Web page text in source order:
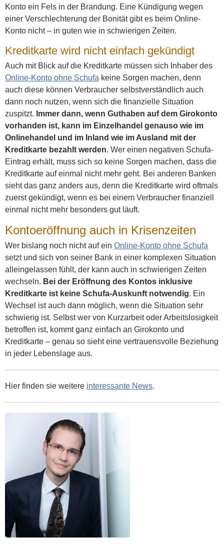
Konto ein Fels in der Brandung. Eine Kündigung wegen
einer Verschlechterung der Bonität gibt es beim Online-
Konto nicht – in guten wie in schwierigen Zeiten.
Kreditkarte wird nicht einfach gekündigt
Auch mit Blick auf die Kreditkarte müssen sich Inhaber des
Online-Konto ohne Schufa keine Sorgen machen, denn
auch diese können Verbraucher selbstverständlich auch
dann noch nutzen, wenn sich die finanzielle Situation
zuspitzt. Immer dann, wenn Guthaben auf dem Girokonto
vorhanden ist, kann im Einzelhandel genauso wie im
Onlinehandel und im Inland wie im Ausland mit der
Kreditkarte bezahlt werden. Wer einen negativen Schufa-
Eintrag erhält, muss sich so keine Sorgen machen, dass die
Kreditkarte auf einmal nicht mehr geht. Bei anderen Banken
sieht das ganz anders aus, denn die Kreditkarte wird oftmals
zuerst gekündigt, wenn es bei einem Verbraucher finanziell
einmal nicht mehr besonders gut läuft.
Kontoeröffnung auch in Krisenzeiten
Wer bislang noch nicht auf ein Online-Konto ohne Schufa
setzt und sich von seiner Bank in einer komplexen Situation
alleingelassen fühlt, der kann auch in schwierigen Zeiten
wechseln. Bei der Eröffnung des Kontos inklusive
Kreditkarte ist keine Schufa-Auskunft notwendig. Ein
Wechsel ist auch dann möglich, wenn die Situation sehr
schwierig ist. Selbst wer von Kurzarbeit oder Arbeitslosigkeit
betroffen ist, kommt ganz einfach an Girokonto und
Kreditkarte – genau so sieht eine vertrauensvolle Beziehung
in jeder Lebenslage aus.
Hier finden sie weitere interessante News.